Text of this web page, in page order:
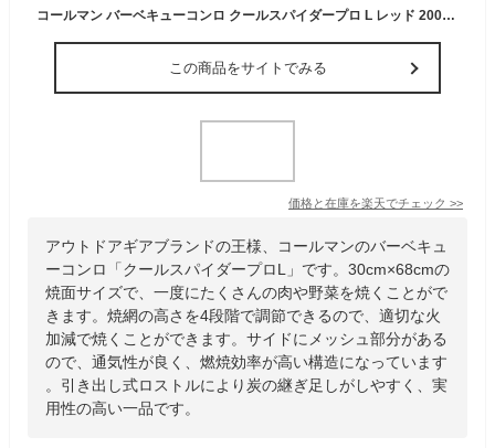
コールマン バーベキューコンロ クールスパイダープロ L レッド 2000010394 Coleman
この商品をサイトでみる
価格と在庫を楽天でチェック >>
アウトドアギアブランドの王様、コールマンのバーベキュ
ーコンロ「クールスパイダープロL」です。30cm×68cmの
焼面サイズで、一度にたくさんの肉や野菜を焼くことがで
きます。焼網の高さを4段階で調節できるので、適切な火
加減で焼くことができます。サイドにメッシュ部分がある
ので、通気性が良く、燃焼効率が高い構造になっています
。引き出し式ロストルにより炭の継ぎ足しがしやすく、実
用性の高い一品です。